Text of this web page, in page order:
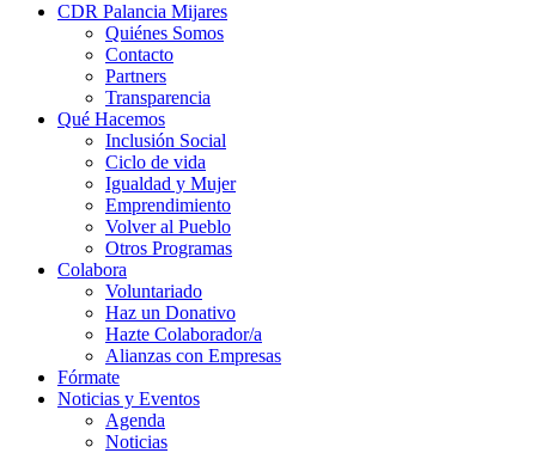
CDR Palancia Mijares
Quiénes Somos
Contacto
Partners
Transparencia
Qué Hacemos
Inclusión Social
Ciclo de vida
Igualdad y Mujer
Emprendimiento
Volver al Pueblo
Otros Programas
Colabora
Voluntariado
Haz un Donativo
Hazte Colaborador/a
Alianzas con Empresas
Fórmate
Noticias y Eventos
Agenda
Noticias